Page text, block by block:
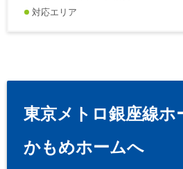
対応エリア
東京メトロ銀座線ホ
かもめホームへ